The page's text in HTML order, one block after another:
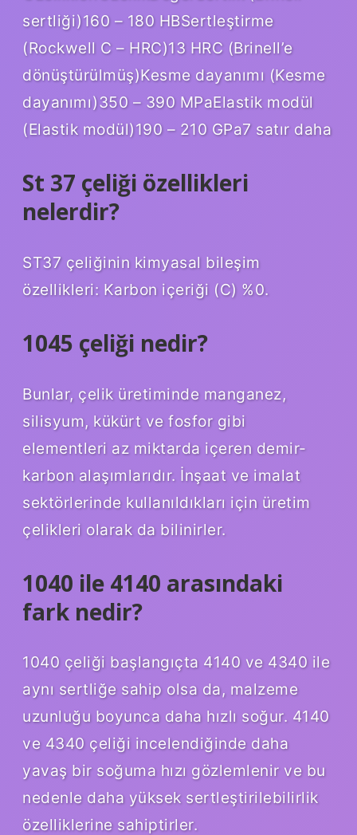
sertliği)160 – 180 HBSertleştirme
(Rockwell C – HRC)13 HRC (Brinell’e
dönüştürülmüş)Kesme dayanımı (Kesme
dayanımı)350 – 390 MPaElastik modül
(Elastik modül)190 – 210 GPa7 satır daha
St 37 çeliği özellikleri
nelerdir?
ST37 çeliğinin kimyasal bileşim
özellikleri: Karbon içeriği (C) %0.
1045 çeliği nedir?
Bunlar, çelik üretiminde manganez,
silisyum, kükürt ve fosfor gibi
elementleri az miktarda içeren demir-
karbon alaşımlarıdır. İnşaat ve imalat
sektörlerinde kullanıldıkları için üretim
çelikleri olarak da bilinirler.
1040 ile 4140 arasındaki
fark nedir?
1040 çeliği başlangıçta 4140 ve 4340 ile
aynı sertliğe sahip olsa da, malzeme
uzunluğu boyunca daha hızlı soğur. 4140
ve 4340 çeliği incelendiğinde daha
yavaş bir soğuma hızı gözlemlenir ve bu
nedenle daha yüksek sertleştirilebilirlik
özelliklerine sahiptirler.